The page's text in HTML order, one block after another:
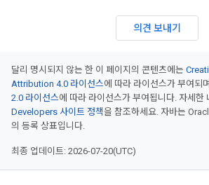
의견 보내기
달리 명시되지 않는 한 이 페이지의 콘텐츠에는
Attribution 4.0 라이선스에 따라 라이선스가 부여되
2.0 라이선스에 따라 라이선스가 부여됩니다. 자세한
Developers 사이트 정책을 참조하세요. 자바는
의 등록 상표입니다.
최종 업데이트: 2026-07-20(UTC)